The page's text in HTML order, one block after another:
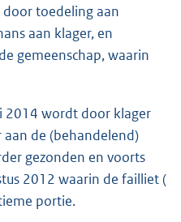
toedeling aan
aan klager, en
gemeenschap, waarin
2014 wordt door klager
de (behandelend)
gezonden en voorts
2012 waarin de failliet (
portie.